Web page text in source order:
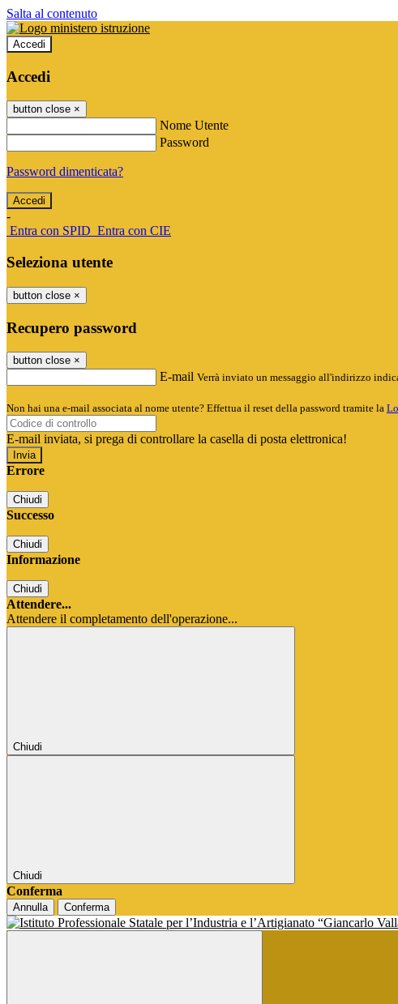
Salta al contenuto
Accedi
Accedi
button close ×
Nome Utente
Password
Password dimenticata?
-
Entra con SPID Entra con CIE
Seleziona utente
button close ×
Recupero password
button close ×
E-mail Verrà inviato un messaggio all'indirizzo
Non hai una e-mail associata al nome utente? Effettua il reset della password tramite la
E-mail inviata, si prega di controllare la casella di posta elettronica!
Errore
Chiudi
Successo
Chiudi
Informazione
Chiudi
Attendere...
Attendere il completamento dell'operazione...
Chiudi
Chiudi
Conferma
Annulla Conferma